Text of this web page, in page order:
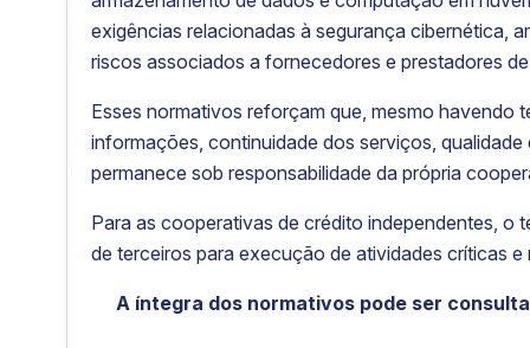
exigências relacionadas à segurança cibernética,
riscos associados a fornecedores e prestadores
Esses normativos reforçam que, mesmo havendo
informações, continuidade dos serviços,
permanece sob responsabilidade da própria
Para as cooperativas de crédito independentes, o
de terceiros para execução de atividades críticas
A íntegra dos normativos pode ser